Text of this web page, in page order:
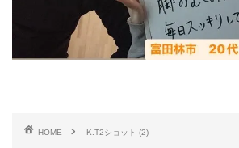
HOME K.T2ショット (2)